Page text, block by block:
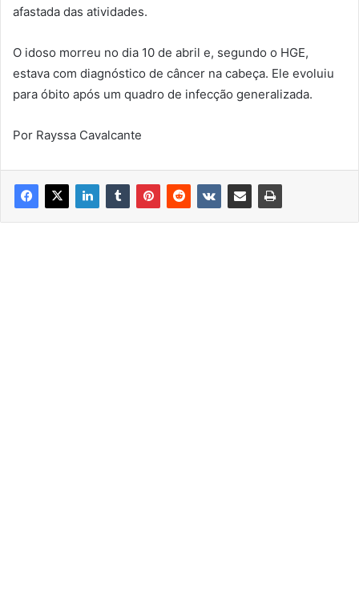
afastada das atividades.
O idoso morreu no dia 10 de abril e, segundo o HGE,
estava com diagnóstico de câncer na cabeça. Ele evoluiu
para óbito após um quadro de infecção generalizada.
Por Rayssa Cavalcante